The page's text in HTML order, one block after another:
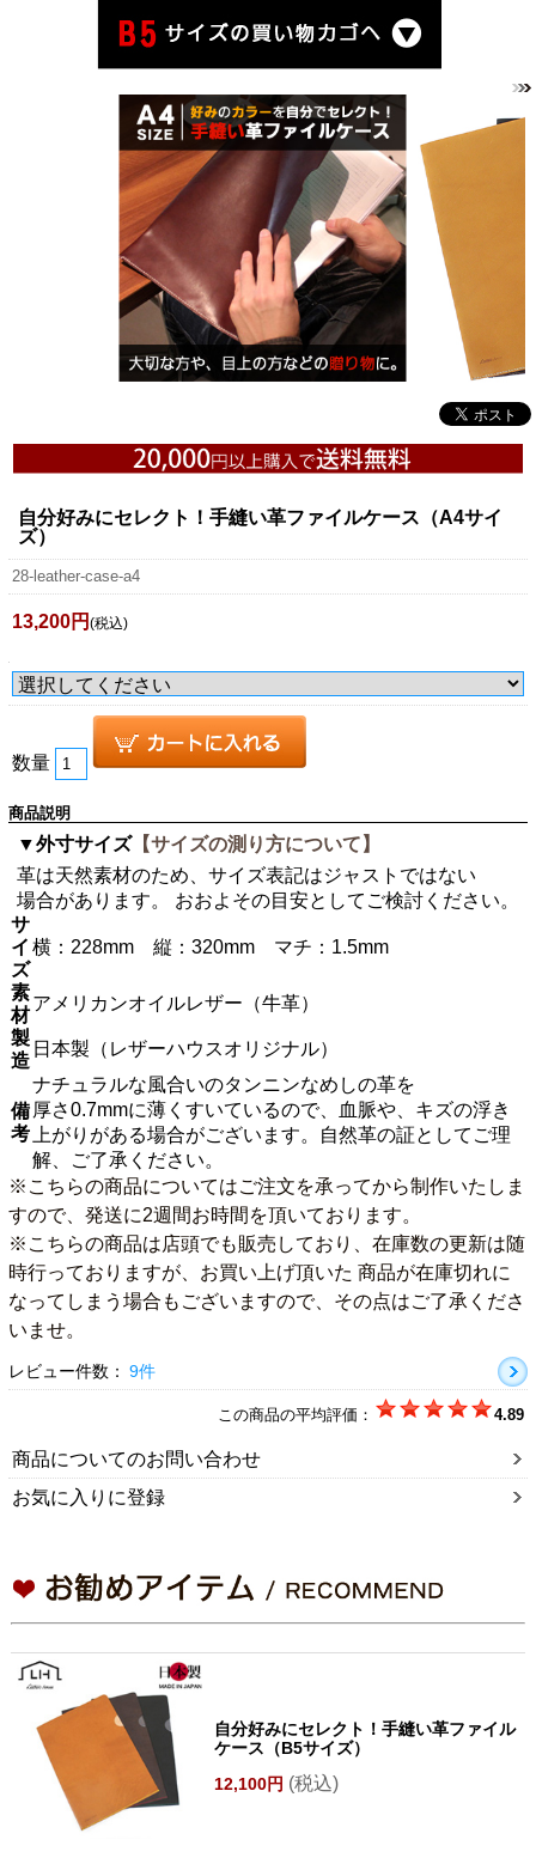
自分好みにセレクト！手縫い革ファイルケース（A4サイ
ズ）
28-leather-case-a4
13,200円 (税込)
数量
商品説明
▼外寸サイズ【サイズの測り方について】
革は天然素材のため、サイズ表記はジャストではない
場合があります。 おおよその目安としてご検討ください。
サ
イ
ズ
横：228mm 縦：320mm マチ：1.5mm
素
材
アメリカンオイルレザー（牛革）
製
造
日本製（レザーハウスオリジナル）
備
考
ナチュラルな風合いのタンニンなめしの革を
厚さ0.7mmに薄くすいているので、血脈や、キズの浮き
上がりがある場合がございます。自然革の証としてご理
解、ご了承ください。
※こちらの商品についてはご注文を承ってから制作いたしま
すので、発送に2週間お時間を頂いております。
※こちらの商品は店頭でも販売しており、在庫数の更新は随
時行っておりますが、お買い上げ頂いた 商品が在庫切れに
なってしまう場合もございますので、その点はご了承くださ
いませ。
レビュー件数： 9件
この商品の平均評価： 4.89
商品についてのお問い合わせ
お気に入りに登録
自分好みにセレクト！手縫い革ファイル
ケース（B5サイズ）
12,100円 (税込)